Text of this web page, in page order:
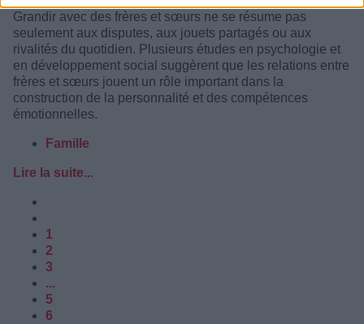
Grandir avec des frères et sœurs ne se résume pas
seulement aux disputes, aux jouets partagés ou aux
rivalités du quotidien. Plusieurs études en psychologie et
en développement social suggèrent que les relations entre
frères et sœurs jouent un rôle important dans la
construction de la personnalité et des compétences
émotionnelles.
Famille
Lire la suite...
1
2
3
...
5
6